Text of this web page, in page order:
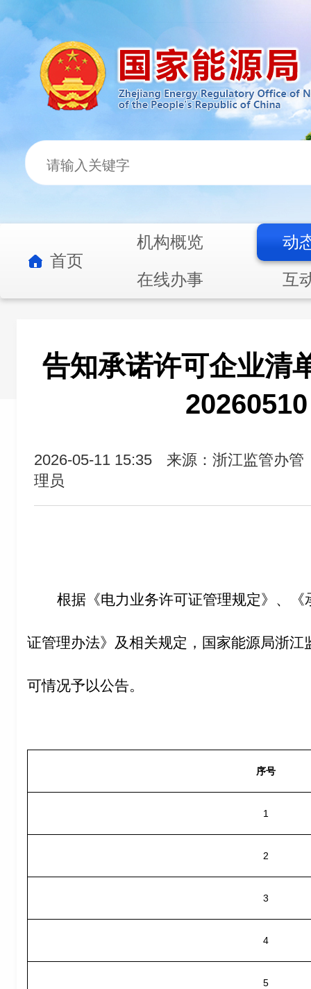
首页
机构概览
动
在线办事
互
告知承诺许可企业清
2026-05-11 15:35
来源：浙江监管办管
理员
根据《电力业务许可证管理规定》、
证管理办法》及相关规定，国家能源局浙
可情况予以公告。
序号
1
2
3
4
5